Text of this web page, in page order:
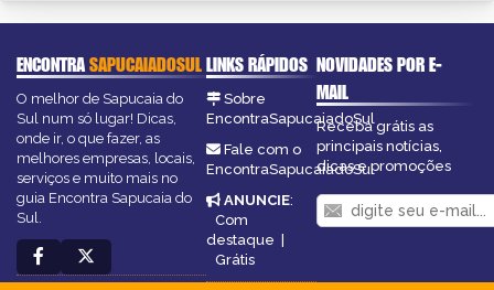
ENCONTRASAPUCAIADOSUL
O melhor de Sapucaia do
Sul num só lugar! Dicas,
onde ir, o que fazer, as
melhores empresas, locais,
serviços e muito mais no
guia Encontra Sapucaia do
Sul.
LINKS RÁPIDOS
Sobre
EncontraSapucaiadoSul
Fale com o
EncontraSapucaiadoSul
ANUNCIE:
Com
destaque |
Grátis
NOVIDADES POR E-
MAIL
Receba grátis as
principais notícias,
dicas e promoções